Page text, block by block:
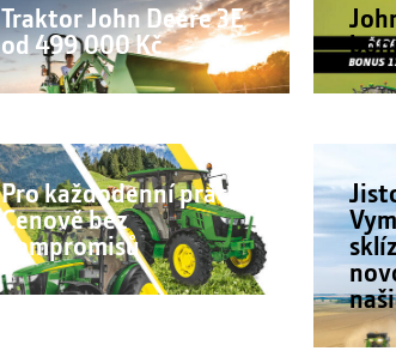
Traktor John Deere 3E
od 499 000 Kč
Pro každodenní práci.
Cenově bez
kompromisů